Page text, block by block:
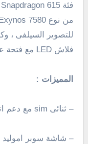
فلاش LED مع فتحة عدسة
المميزات :
– ثنائى sim مع دعم اتصال شبكة الجيل الرابع
– شاشة سوبر اموليد بمقاس 5.5 بوصة